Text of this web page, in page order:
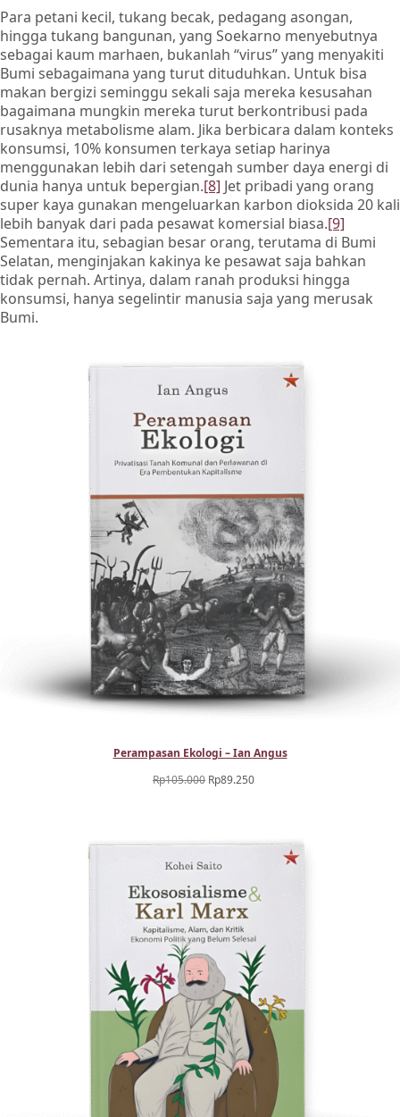
Para petani kecil, tukang becak, pedagang asongan,
hingga tukang bangunan, yang Soekarno menyebutnya
sebagai kaum marhaen, bukanlah “virus” yang menyakiti
Bumi sebagaimana yang turut dituduhkan. Untuk bisa
makan bergizi seminggu sekali saja mereka kesusahan
bagaimana mungkin mereka turut berkontribusi pada
rusaknya metabolisme alam. Jika berbicara dalam konteks
konsumsi, 10% konsumen terkaya setiap harinya
menggunakan lebih dari setengah sumber daya energi di
dunia hanya untuk bepergian.[8] Jet pribadi yang orang
super kaya gunakan mengeluarkan karbon dioksida 20 kali
lebih banyak dari pada pesawat komersial biasa.[9]
Sementara itu, sebagian besar orang, terutama di Bumi
Selatan, menginjakan kakinya ke pesawat saja bahkan
tidak pernah. Artinya, dalam ranah produksi hingga
konsumsi, hanya segelintir manusia saja yang merusak
Bumi.
Perampasan Ekologi – Ian Angus
Rp105.000 Harga
Rp89.250Harga
Rp89.250.